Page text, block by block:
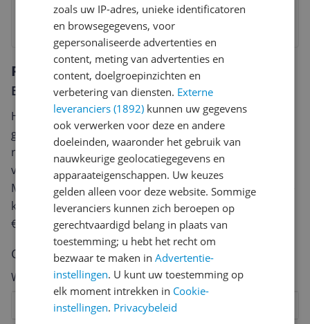
Bekijk product
Reviews
Er zijn nog geen reviews geschreven
Heb jij dit product in bezit en wil je graag je mening
geven? Start dan hieronder met het schrijven van je
review. Afhankelijk van de details duurt het schrijven
van een review gemiddeld tussen de 3 en 10 minuten.
Met jouw mening help je andere bezoekers een betere
keuze te maken én maak je iedere maand kans op
€250,-!
Klik hier voor de actievoorwaarden.
Cijfer
Welk cijfer geef jij dit product?
6
5
4
3
2
zoals uw IP-adres, unieke identificatoren
en browsegegevens, voor
gepersonaliseerde advertenties en
content, meting van advertenties en
content, doelgroepinzichten en
verbetering van diensten. Externe
leveranciers (1892) kunnen uw gegevens
ook verwerken voor deze en andere
doeleinden, waaronder het gebruik van
nauwkeurige geolocatiegegevens en
apparaateigenschappen. Uw keuzes
gelden alleen voor deze website. Sommige
leveranciers kunnen zich beroepen op
gerechtvaardigd belang in plaats van
toestemming; u hebt het recht om
bezwaar te maken inAdvertentie-
instellingen. U kunt uw toestemming op
elk moment intrekken in Cookie-
instellingen. Privacybeleid